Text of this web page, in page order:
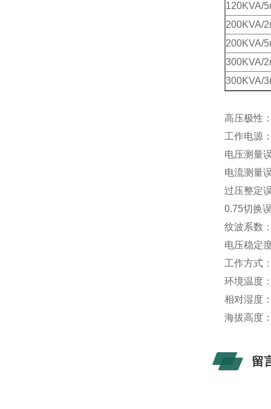
120KVA/
200KVA/
200KVA/
300KVA/
300KVA/
高压极性
工作电源
电压测量
电流测量
过压整定
0.75切换
纹波系数
电压稳定
工作方式
环境温度
相对湿度
海拔高度
留